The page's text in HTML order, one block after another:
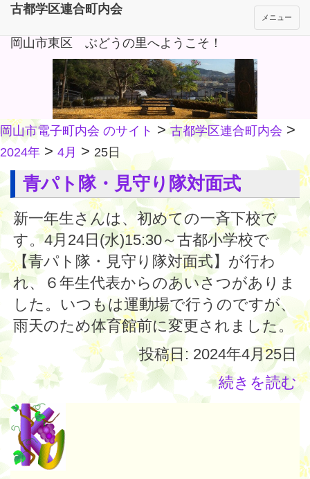
岡山市東区 ぶどうの里へようこそ！
メニュー
古都学区連合町内会
岡山市電子町内会 のサイト >古都学区連合町内会 >
2024年 > 4月 > 25日
青パト隊・見守り隊対面式
新一年生さんは、初めての一斉下校で
す。4月24日(水)15:30～古都小学校で
【青パト隊・見守り隊対面式】が行わ
れ、６年生代表からのあいさつがありま
した。いつもは運動場で行うのですが、
雨天のため体育館前に変更されました。
投稿日: 2024年4月25日
続きを読む